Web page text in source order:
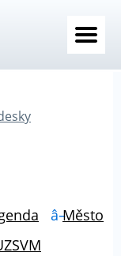
Město